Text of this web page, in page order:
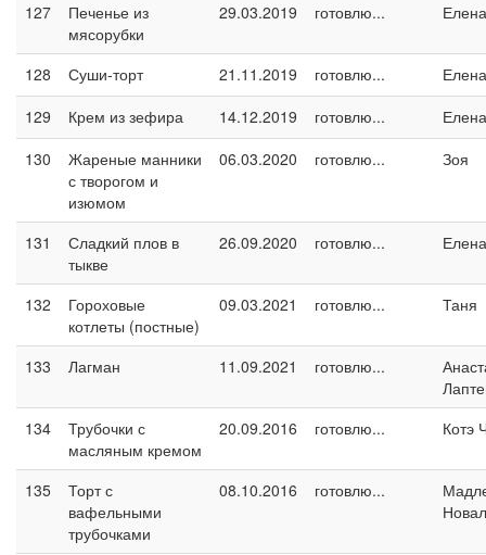
127
Печенье из
мясорубки
29.03.2019 готовлю...
128 Суши-торт 21.11.2019 готовлю...
129
Крем из зефира 14.12.2019 готовлю...
130
Жареные манники
с творогом и
изюмом
06.03.2020 готовлю... Зоя
131
Сладкий плов в
тыкве
26.09.2020 готовлю...
132
Гороховые
котлеты (постные)
09.03.2021 готовлю... Таня
133 Лагман 11.09.2021 готовлю...
134
Трубочки с
масляным кремом
20.09.2016 готовлю... Котэ
135
Торт с
вафельными
трубочками
08.10.2016 готовлю...